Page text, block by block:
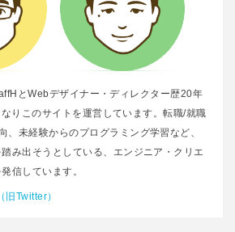
とWebデザイナー・ディレクター歴20年
りこのサイトを運営しています。転職/就職
、未経験からのプログラミング学習など、
踏み出そうとしている、エンジニア・クリエ
信しています。
旧Twitter）